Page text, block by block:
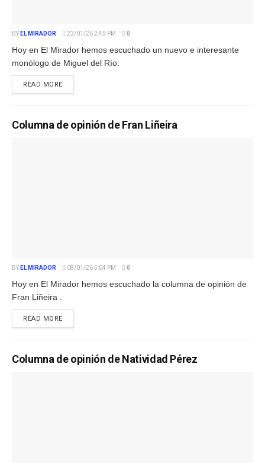
BY EL MIRADOR 23/01/26 2:45 PM 0
Hoy en El Mirador hemos escuchado un nuevo e interesante
monólogo de Miguel del Río.
READ MORE
Columna de opinión de Fran Liñeira
BY EL MIRADOR 08/01/26 5:04 PM 0
Hoy en El Mirador hemos escuchado la columna de opinión de
Fran Liñeira .
READ MORE
Columna de opinión de Natividad Pérez